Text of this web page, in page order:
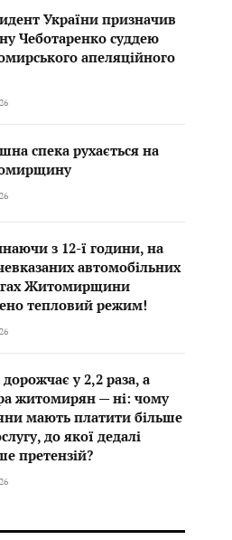
України призначив
Чеботаренко суддею
апеляційного
спека рухається на
з 12-ї години, на
автомобільних
Житомирщини
тепловий режим!
у 2,2 раза, а
житомирян — ні: чому
мають платити більше
до якої дедалі
претензій?